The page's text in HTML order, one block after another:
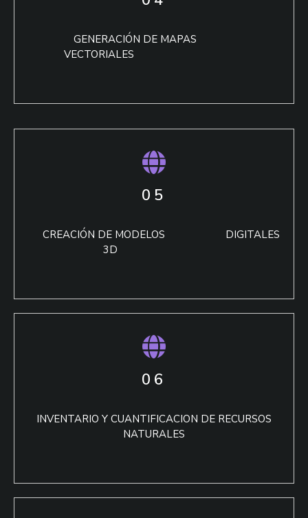
GENERACIÓN DE MAPAS
VECTORIALES
05
CREACIÓN DE MODELOS DIGITALES
3D
06
INVENTARIO Y CUANTIFICACION DE RECURSOS
NATURALES